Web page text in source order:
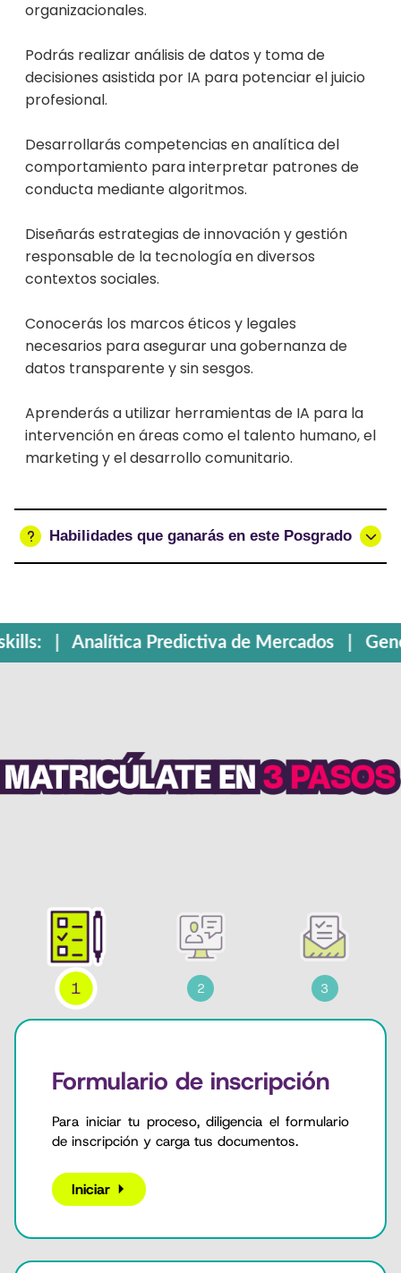
organizacionales.
Podrás realizar análisis de datos y toma de
decisiones asistida por IA para potenciar el juicio
profesional.
Desarrollarás competencias en analítica del
comportamiento para interpretar patrones de
conducta mediante algoritmos.
Diseñarás estrategias de innovación y gestión
responsable de la tecnología en diversos
contextos sociales.
Conocerás los marcos éticos y legales
necesarios para asegurar una gobernanza de
datos transparente y sin sesgos.
Aprenderás a utilizar herramientas de IA para la
intervención en áreas como el talento humano, el
marketing y el desarrollo comunitario.
Habilidades que ganarás en este Posgrado
| Analítica Predictiva de Mercados |
Formulario de inscripción
Para iniciar tu proceso, diligencia el formulario
de inscripción y carga tus documentos.
Iniciar